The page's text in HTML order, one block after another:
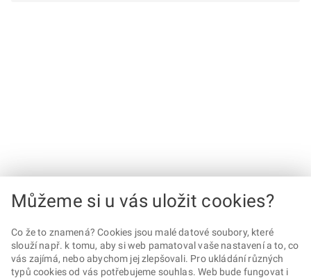
Můžeme si u vás uložit cookies?
Co že to znamená? Cookies jsou malé datové soubory, které
slouží např. k tomu, aby si web pamatoval vaše nastavení a to, co
vás zajímá, nebo abychom jej zlepšovali. Pro ukládání různých
typů cookies od vás potřebujeme souhlas. Web bude fungovat i